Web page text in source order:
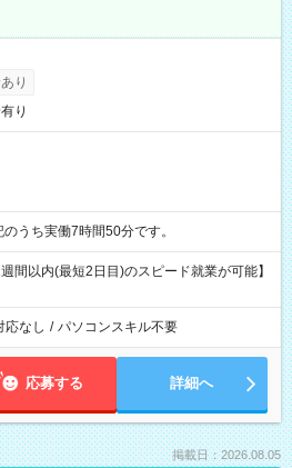
り
り
※表記のうち実働7時間50分です。
間以内(最短2日目)のスピード就業が可能】
応なし / パソコンスキル不要
応募する 詳細へ
掲載日：2026.08.05